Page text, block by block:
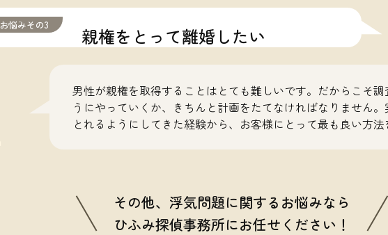
お悩みその3 親権をとって離婚したい
男性が親権を取得することはとても難しいです。だからこそ
うにやっていくか、きちんと計画をたてなければなりません
とれるようにしてきた経験から、お客様にとって最も良い方
その他、浮気問題に関するお悩みなら
ひふみ探偵事務所にお任せください！